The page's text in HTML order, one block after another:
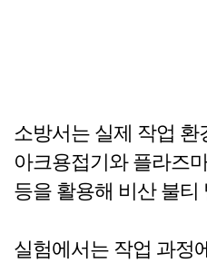
소방서는 실제 작업
아크용접기와 플라즈
등을 활용해 비산 불
실험에서는 작업 과정